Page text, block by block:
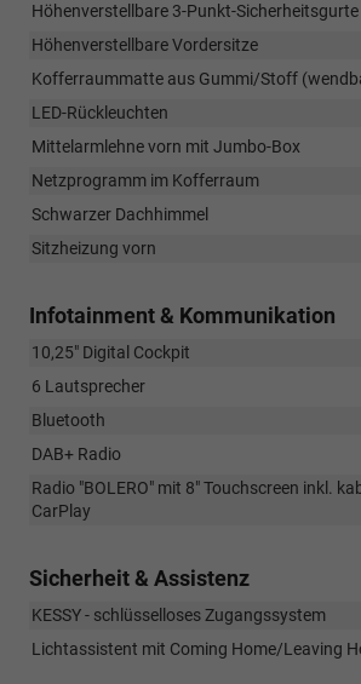
Höhenverstellbare 3-Punkt-
Höhenverstellbare Vordersitze
Kofferraummatte aus Gummi/Stoff
LED-Rückleuchten
Mittelarmlehne vorn mit Jumbo-Box
Netzprogramm im Kofferraum
Schwarzer Dachhimmel
Sitzheizung vorn
Infotainment & Kommunikation
10,25" Digital Cockpit
6 Lautsprecher
Bluetooth
DAB+ Radio
Radio "BOLERO" mit 8" Touchscreen inkl.
CarPlay
Sicherheit & Assistenz
KESSY - schlüsselloses Zugangssystem
Lichtassistent mit Coming Home/Leaving